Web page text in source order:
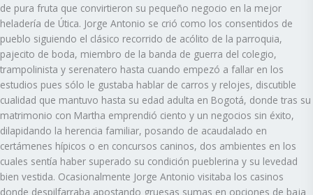
de pura fruta que convirtieron su pequeño negocio en la mejor
heladería de Útica. Jorge Antonio se crió como los consentidos de
pueblo siguiendo el clásico recorrido de acólito de la parroquia,
pajecito de boda, miembro de la banda de guerra del colegio,
trampolinista y serenatero hasta cuando empezó a fallar en los
estudios pues sólo le gustaba hablar de carros y relojes, discutible
cualidad que mantuvo hasta su edad adulta en Bogotá, donde tras su
matrimonio con Martha emprendió ciento y un negocios sin éxito,
dilapidando la herencia familiar, posando de acaudalado en
certámenes hípicos o en concursos caninos, dos ambientes en los
cuales sentía haber superado su condición pueblerina y su levedad
bien vestida. Ocasionalmente Jorge Antonio visitaba los casinos
donde despilfarraba apostando gruesas sumas en opciones de baja